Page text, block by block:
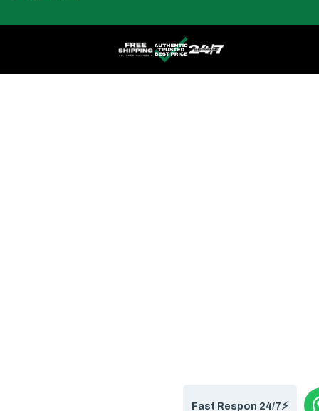
Fast Respon 24/7⚡️